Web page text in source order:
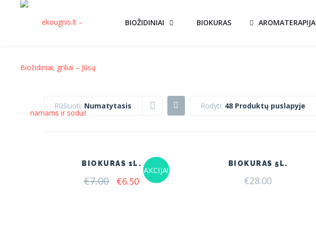
BIOŽIDINIAI BIOKURAS AROMATERAPIJA
Rūšiuoti: Numatytasis Rodyti: 48 Produktų puslapyje
AKCIJA!
BIOKURAS 1L.
€7.00 Original
€6.50Current
BIOKURAS 5L.
€28.00